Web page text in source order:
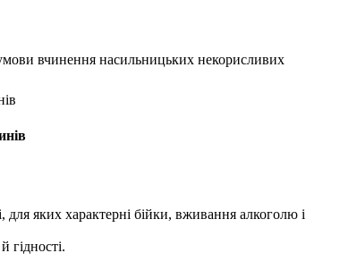
вчинення насильницьких некорисливих
яких характерні бійки, вживання алкоголю і
гідності.